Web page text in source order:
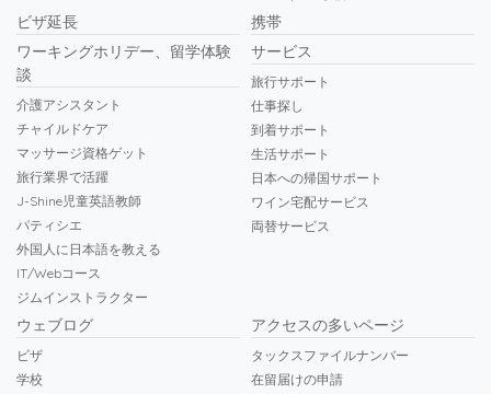
ビザ延長
ワーキングホリデー、留学体験
談
介護アシスタント
チャイルドケア
マッサージ資格ゲット
旅行業界で活躍
J-Shine児童英語教師
パティシエ
外国人に日本語を教える
IT/Webコース
ジムインストラクター
携帯
サービス
旅行サポート
仕事探し
到着サポート
生活サポート
日本への帰国サポート
ワイン宅配サービス
両替サービス
ウェブログ
ビザ
学校
アクセスの多いページ
タックスファイルナンバー
在留届けの申請